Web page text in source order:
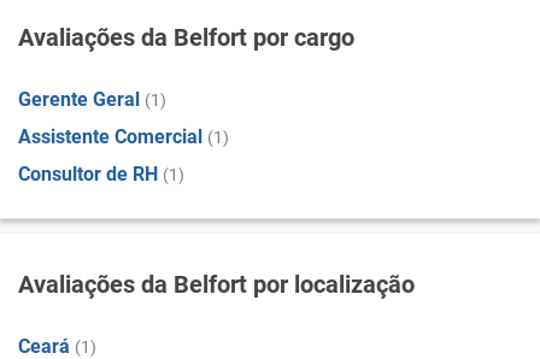
Avaliações da Belfort por cargo
Gerente Geral (1)
Assistente Comercial (1)
Consultor de RH (1)
Avaliações da Belfort por localização
Ceará (1)